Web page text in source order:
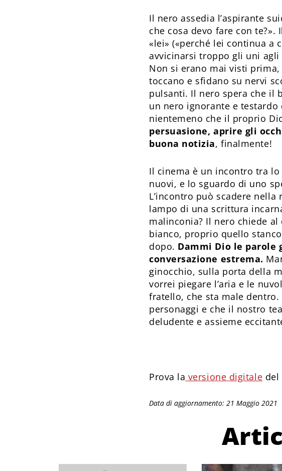
Il nero assedia l’aspirante
che cosa devo fare con
«lei» («perché lei continua a
avvicinarsi troppo gli uni
Non si erano mai visti
toccano e sfidano su nervi
pulsanti. Il nero spera che il
un nero ignorante e
nientemeno che il proprio
persuasione, aprire gli
buona notizia, finalmente!
Il cinema è un incontro tra
nuovi, e lo sguardo di uno
L’incontro può scadere
lampo di una scrittura
malinconia? Il nero chiede
bianco, proprio quello
dopo. Dammi Dio le parole
conversazione estrema.
ginocchio, sulla porta della
vorrei piegare l’aria e le
fratello, che sta male
personaggi e che il nostro
deludente e assieme
Prova la versione digitale del
Data di aggiornamento: 21 Maggio 2021